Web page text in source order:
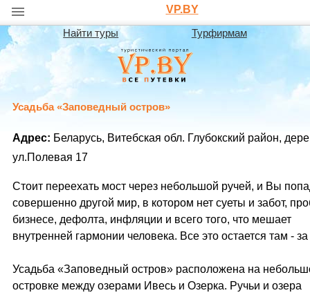
VP.BY
Найти туры Турфирмам
Усадьба «Заповедный остров»
Адрес: Беларусь, Витебская обл. Глубокский район,
ул.Полевая 17
Стоит переехать мост через небольшой ручей, и Вы
совершенно другой мир, в котором нет суеты и забот,
бизнесе, дефолта, инфляции и всего того, что мешает
внутренней гармонии человека. Все это остается там -
Усадьба «Заповедный остров» расположена на
островке между озерами Ивесь и Озерка. Ручьи и озера